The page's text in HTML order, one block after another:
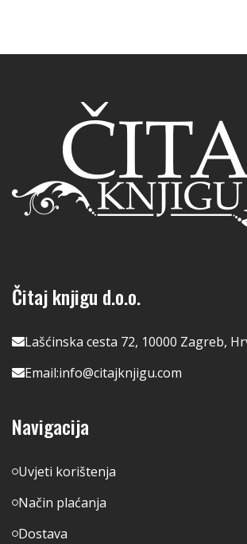
Čitaj knjigu d.o.o.
Lašćinska cesta 72, 10000 Zagreb,
Email:info@citajknjigu.com
Navigacija
Uvjeti korištenja
Način plaćanja
Dostava